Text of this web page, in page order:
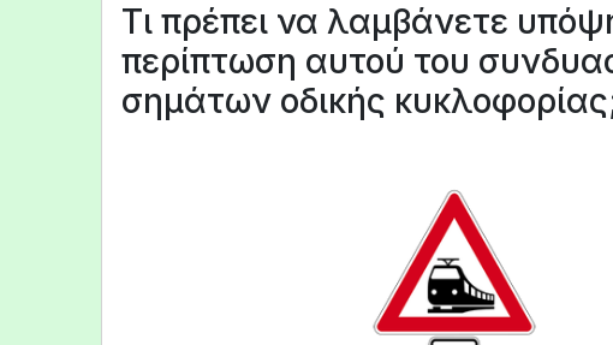
Τι πρέπει να λαμβάνετε
περίπτωση αυτού του
σημάτων οδικής